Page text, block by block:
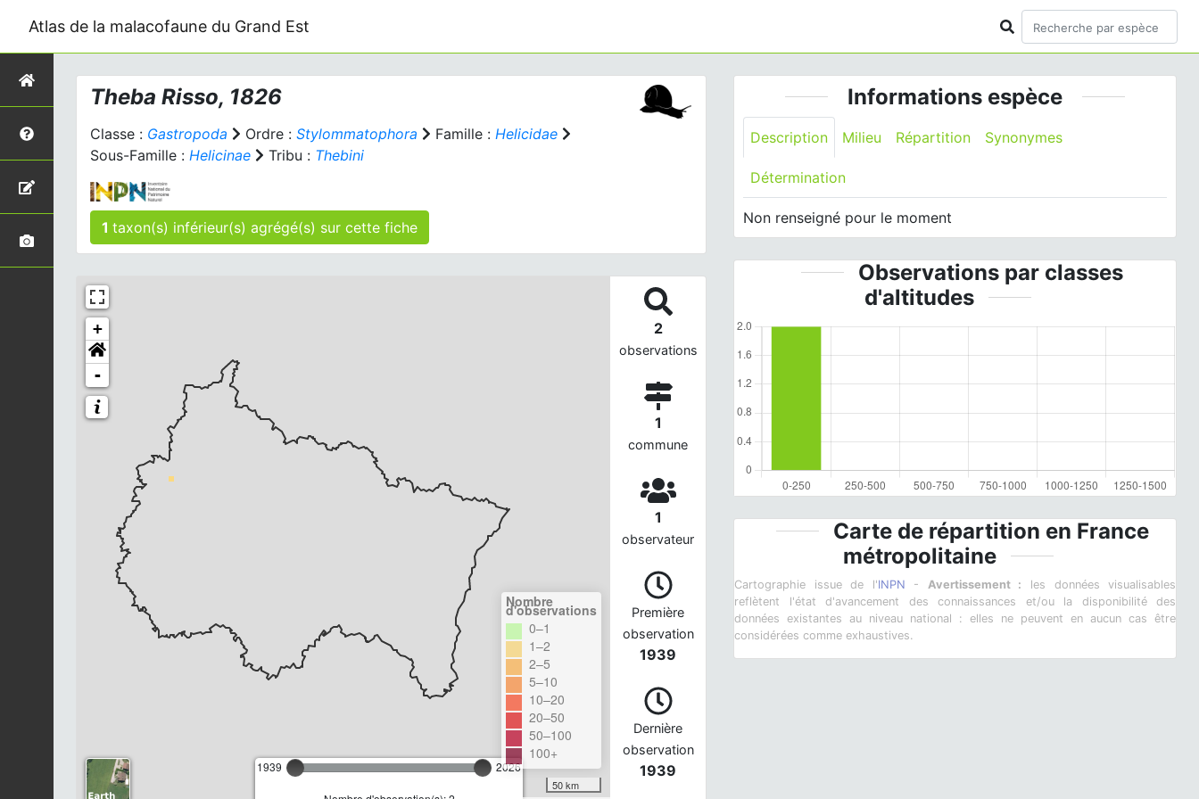
Atlas de la malacofaune du Grand Est
Theba Risso, 1826
Classe : Gastropoda Ordre : Stylommatophora Famille : Helicidae
Sous-Famille : Helicinae Tribu : Thebini
1 taxon(s) inférieur(s) agrégé(s) sur cette fiche
+
-
1939 2026
Nombre
d'observations
0–1
1–2
2–5
5–10
10–20
20–50
50–100
100+
50 km
2
observations
1
commune
1
observateur
Première
observation
1939
Dernière
observation
1939
Informations espèce
Description Milieu Répartition Synonymes
Détermination
Non renseigné pour le moment
Observations par classes
d'altitudes
Carte de répartition en France
métropolitaine
Cartographie issue de l'INPN - Avertissement : les données visualisables
reflètent l'état d'avancement des connaissances et/ou la disponibilité des
données existantes au niveau national : elles ne peuvent en aucun cas être
considérées comme exhaustives.